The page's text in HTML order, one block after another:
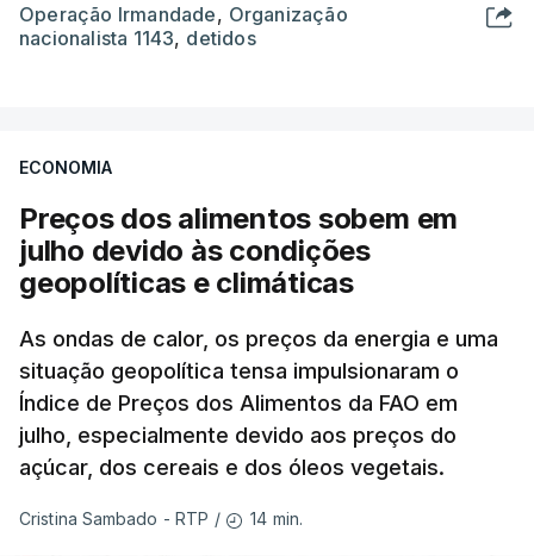
Operação Irmandade, Organização
nacionalista 1143, detidos
ECONOMIA
Preços dos alimentos sobem em
julho devido às condições
geopolíticas e climáticas
As ondas de calor, os preços da energia e uma
situação geopolítica tensa impulsionaram o
Índice de Preços dos Alimentos da FAO em
julho, especialmente devido aos preços do
açúcar, dos cereais e dos óleos vegetais.
Cristina Sambado - RTP / 14 min.